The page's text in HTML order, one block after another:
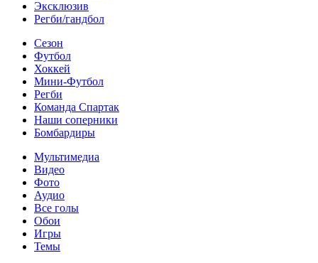
Эксклюзив
Регби/гандбол
Сезон
Футбол
Хоккей
Мини-Футбол
Регби
Команда Спартак
Наши соперники
Бомбардиры
Мультимедиа
Видео
Фото
Аудио
Все голы
Обои
Игры
Темы